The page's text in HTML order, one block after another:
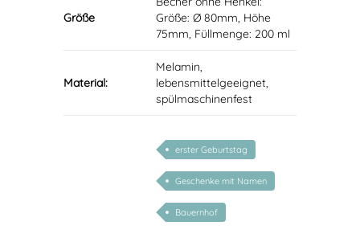
Größe
Größe: Ø 80mm, Höhe
75mm, Füllmenge: 200 ml
Material:
Melamin,
lebensmittelgeeignet,
spülmaschinenfest
erster Geburtstag
Geschenke mit Namen
Bauernhof